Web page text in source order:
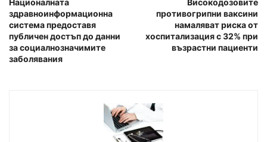
Националната
здравноинформационна
система предоставя
публичен достъп до данни
за социалнозначимите
заболявания
Високодозовите
противогрипни ваксини
намаляват риска от
хоспитализация с 32% при
възрастни пациенти